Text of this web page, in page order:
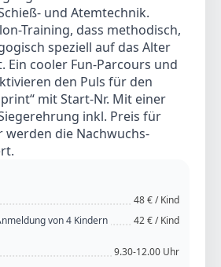
und Atemtechnik.
Training, dass methodisch,
speziell auf das Alter
Ein cooler Fun-Parcours und
den Puls für den
mit Start-Nr. Mit einer
inkl. Preis für
werden die Nachwuchs-
48 € / Kind
von 4 Kindern
42 € / Kind
9.30-12.00 Uhr